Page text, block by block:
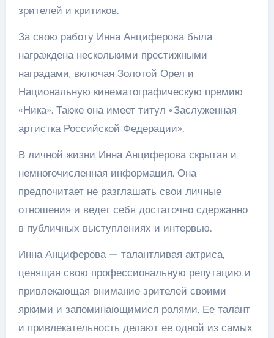
зрителей и критиков.
За свою работу Инна Анциферова была
награждена несколькими престижными
наградами, включая Золотой Орел и
Национальную кинематографическую премию
«Ника». Также она имеет титул «Заслуженная
артистка Российской Федерации».
В личной жизни Инна Анциферова скрытая и
немногочисленная информация. Она
предпочитает не разглашать свои личные
отношения и ведет себя достаточно сдержанно
в публичных выступлениях и интервью.
Инна Анциферова — талантливая актриса,
ценящая свою профессиональную репутацию и
привлекающая внимание зрителей своими
яркими и запоминающимися ролями. Ее талант
и привлекательность делают ее одной из самых